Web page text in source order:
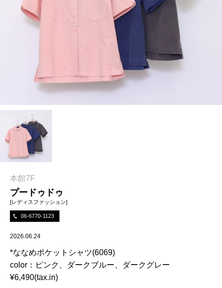
本館7F
プードゥドゥ
[レディスファッション]
06-6770-1123
2026.06.24
*ななめポケットシャツ(6069)
color：ピンク、ダークブルー、ダークグレー
¥6,490(tax.in)